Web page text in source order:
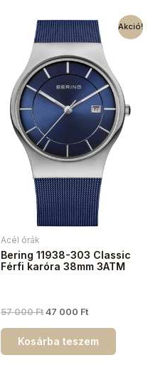
Akció!
Acél órák
Bering 11938-303 Classic
Férfi karóra 38mm 3ATM
57 000Ft 47 000 Ft
Kosárba teszem